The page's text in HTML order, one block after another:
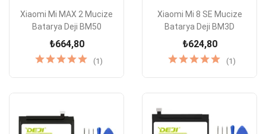
Xiaomi Mi MAX 2 Mucize
Batarya Deji BM50
₺664,80
(1)
Xiaomi Mi 8 SE Mucize
Batarya Deji BM3D
₺624,80
(1)